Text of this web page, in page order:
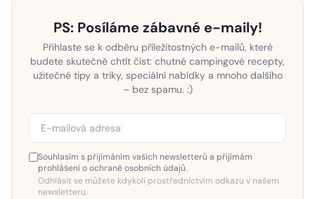
PS: Posíláme zábavné e-maily!
Přihlaste se k odběru příležitostných e-mailů, které
budete skutečně chtít číst: chutné campingové recepty,
užitečné tipy a triky, speciální nabídky a mnoho dalšího
– bez spamu. :)
Souhlasím s přijímáním vašich newsletterů a přijímám
prohlášení o ochraně osobních údajů.
Odhlásit se můžete kdykoli prostřednictvím odkazu v našem
newsletteru.